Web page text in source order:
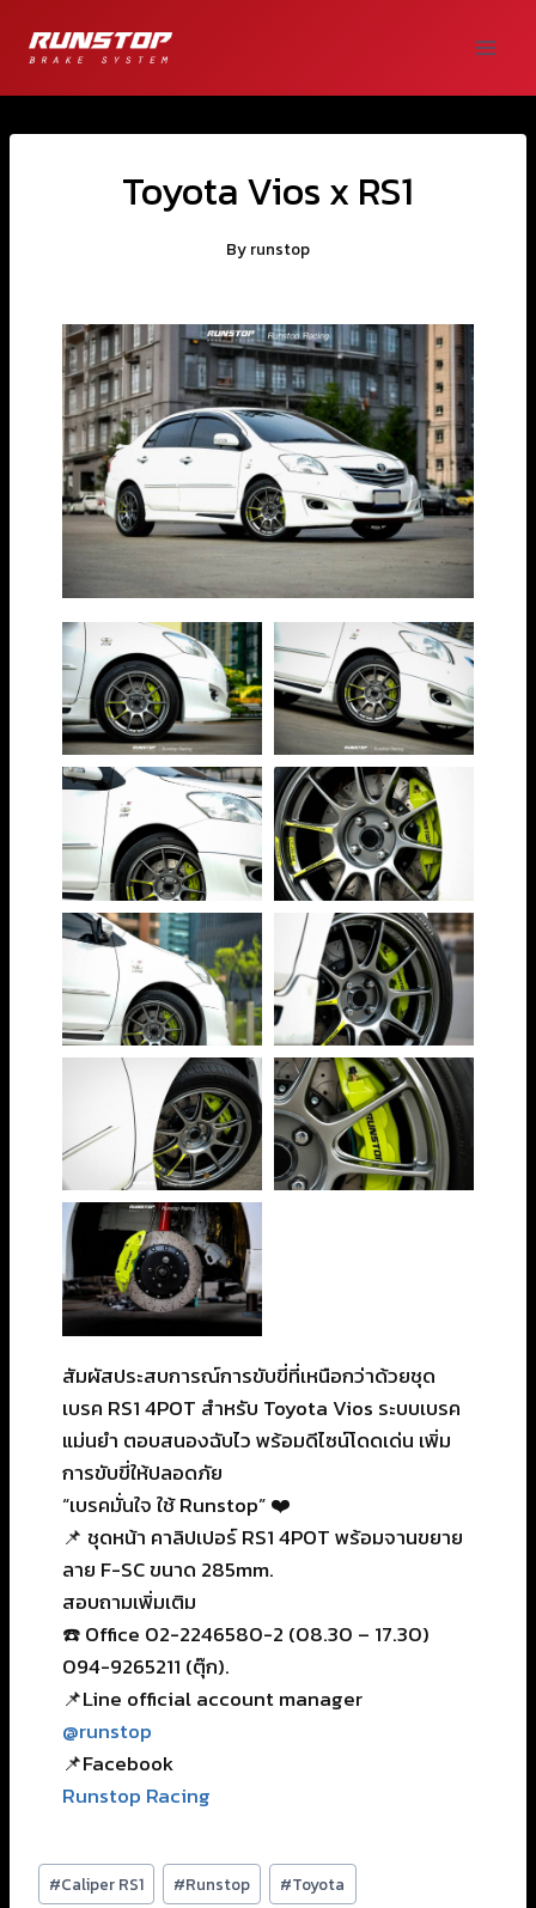
Toyota Vios x RS1
By runstop
สัมผัสประสบการณ์การขับขี่ที่เหนือกว่าด้วยชุด
เบรค RS1 4POT สำหรับ Toyota Vios ระบบเบรค
แม่นยำ ตอบสนองฉับไว พร้อมดีไซน์โดดเด่น เพิ่ม
การขับขี่ให้ปลอดภัย
“เบรคมั่นใจ ใช้ Runstop” ❤️
📌 ชุดหน้า คาลิปเปอร์ RS1 4POT พร้อมจานขยาย
ลาย F-SC ขนาด 285mm.
สอบถามเพิ่มเติม
☎️ Office 02-2246580-2 (08.30 – 17.30)
094-9265211 (ตุ๊ก).
📌Line official account manager
@runstop
📌Facebook
Runstop Racing
#Caliper RS1 #Runstop #Toyota